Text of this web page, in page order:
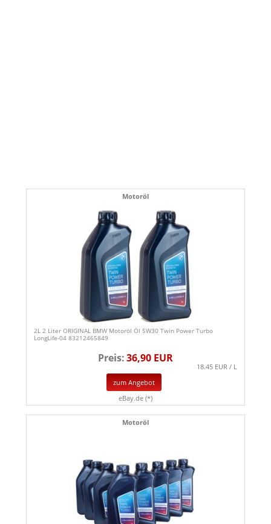
Motoröl
2L 2 Liter ORIGINAL BMW Motoröl Öl 5W30 Twin Power Turbo
LongLife-04 83212465849
Preis:36,90 EUR
18.45 EUR / L
zum Angebot
eBay.de (*)
Motoröl